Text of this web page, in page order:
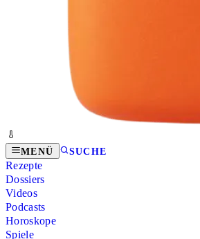
MENÜ SUCHE
Rezepte
Dossiers
Videos
Podcasts
Horoskope
Spiele